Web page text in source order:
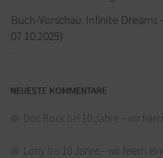
Buch-Vorschau: Infinite Dreams
07.10.2025)
NEUESTE KOMMENTARE
Doc Rock 10 Jahre – wir
Lony 10 Jahre – wir feiern